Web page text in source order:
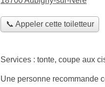
📞 Appeler cette toiletteur
Services : tonte, coupe aux
Une personne recommande